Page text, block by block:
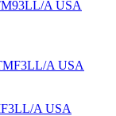
A USA
A USA